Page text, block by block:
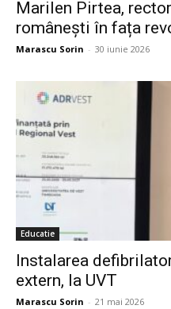
Marilen Pirtea,
românești în fața
Marascu Sorin - 30 iunie 2026
Educatie
Instalarea
extern, la UVT
Marascu Sorin - 21 mai 2026